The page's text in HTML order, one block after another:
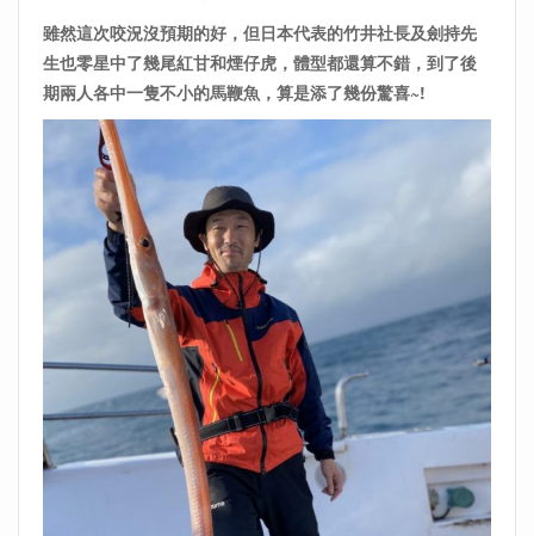
雖然這次咬況沒預期的好，但日本代表的竹井社長及劍持先
生也零星中了幾尾紅甘和煙仔虎，體型都還算不錯，到了後
期兩人各中一隻不小的馬鞭魚，算是添了幾份驚喜~!